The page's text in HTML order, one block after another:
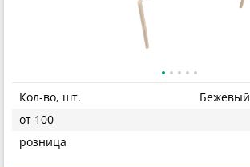
Кол-во, шт.
Бежевый
от 100
розница